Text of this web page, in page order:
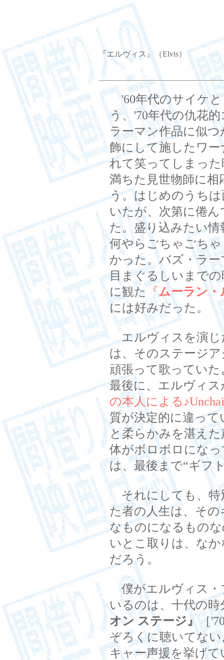
『エルヴィス』（Elvis）
'60年代のサイケと
う、'70年代の仇花
ラーマン作品に似
飾にして施したワ
れて笑ってしまっ
満ちた見世物師に
う。はじめのうち
いたが、次第に倦
た。盛り込みたい
何やらごちゃごち
かった。バズ・ラ
目まぐるしいまで
に観た
『ムーラン・
には好みだった。
エルヴィスを演じ
は、そのステージ
頑張って歌ってい
最後に、エルヴィ
の本人による
質が決定的に違っ
と柔らかみを湛え
体がボロボロにな
は、最後まで“ギフ
それにしても、特
た者の人生は、そ
なものになるもの
いとこ取りは、な
だろう。
僕がエルヴィス・
いるのは、十代の
オン ステージ』［
ぞろくに聴いてな
キャー声援を挙げ